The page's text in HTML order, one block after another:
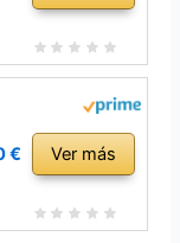
€ Ver más